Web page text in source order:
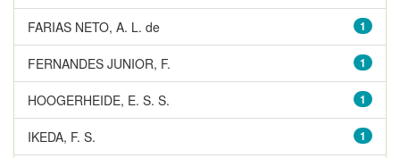
1
FARIAS NETO, A. L. de
1
FERNANDES JUNIOR, F.
1
HOOGERHEIDE, E. S. S.
1
IKEDA, F. S.